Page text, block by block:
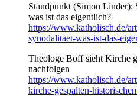
Standpunkt (Simon Linder):
was ist das eigentlich?
https://www.katholisch.de/
synodalitaet-was-ist-das-
Theologe Boff sieht Kirche
nachfolgen
https://www.katholisch.de/
kirche-gespalten-